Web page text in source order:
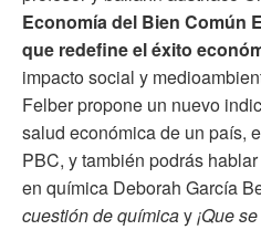
Economía del Bien Común
que redefine el éxito
impacto social y
Felber propone un nuevo
salud económica de un país,
PBC, y también podrás
en química Deborah García
cuestión de químicay¡Que